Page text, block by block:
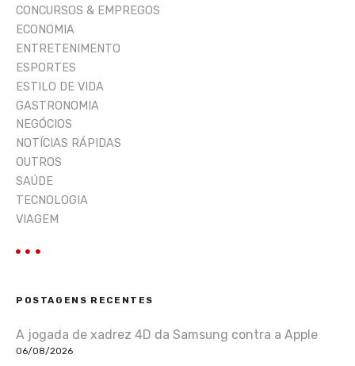
CONCURSOS & EMPREGOS
ECONOMIA
ENTRETENIMENTO
ESPORTES
ESTILO DE VIDA
GASTRONOMIA
NEGÓCIOS
NOTÍCIAS RÁPIDAS
OUTROS
SAÚDE
TECNOLOGIA
VIAGEM
POSTAGENS RECENTES
A jogada de xadrez 4D da Samsung contra a Apple
06/08/2026